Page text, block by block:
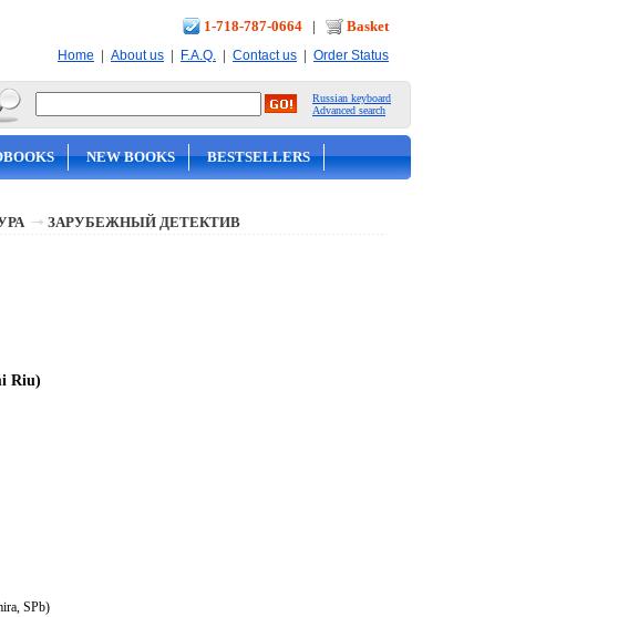
1-718-787-0664 | Basket
Home | About us | F.A.Q. | Contact us | Order Status
Russian keyboard
Advanced search
NEW BOOKS BESTSELLERS
ЗАРУБЕЖНЫЙ ДЕТЕКТИВ
Riu)
SPb)